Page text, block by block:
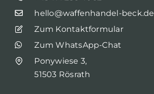
hello@waffenhandel-beck.de
Zum Kontaktformular
Zum WhatsApp-Chat
Ponywiese 3,
51503 Rösrath